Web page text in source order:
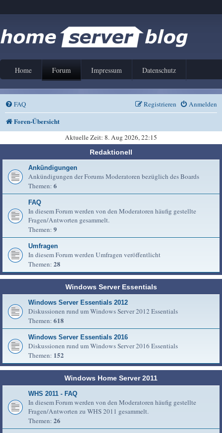
Home Forum Impressum Datenschutz
FAQ Anmelden
Registrieren
Foren-Übersicht
Aktuelle Zeit: 8. Aug 2026, 22:15
Redaktionell
Ankündigungen
Ankündigungen der Forums Moderatoren bezüglich des Boards
Themen: 6
FAQ
In diesem Forum werden von den Moderatoren häufig gestellte
Fragen/Antworten gesammelt.
Themen: 9
Umfragen
In diesem Forum werden Umfragen veröffentlicht
Themen: 28
Windows Server Essentials
Windows Server Essentials 2012
Diskussionen rund um Windows Server 2012 Essentials
Themen: 618
Windows Server Essentials 2016
Diskussionen rund um Windows Server 2016 Essentials
Themen: 152
Windows Home Server 2011
WHS 2011 - FAQ
In diesem Forum werden von den Moderatoren häufig gestellte
Fragen/Antworten zu WHS 2011 gesammelt.
Themen: 26